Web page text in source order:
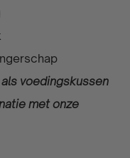
voedingskussen
met onze